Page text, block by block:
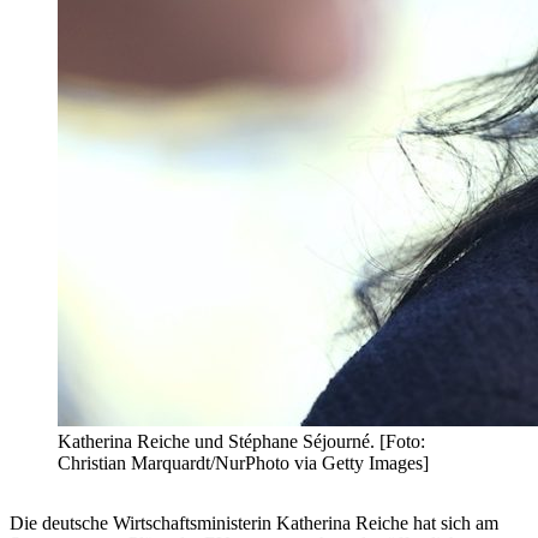
Katherina Reiche und Stéphane Séjourné. [Foto:
Christian Marquardt/NurPhoto via Getty Images]
Die deutsche Wirtschaftsministerin Katherina Reiche hat sich am